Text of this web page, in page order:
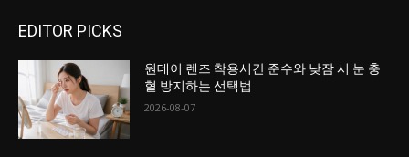
EDITOR PICKS
원데이 렌즈 착용시간 준수와 낮잠 시 눈 충
혈 방지하는 선택법
2026-08-07